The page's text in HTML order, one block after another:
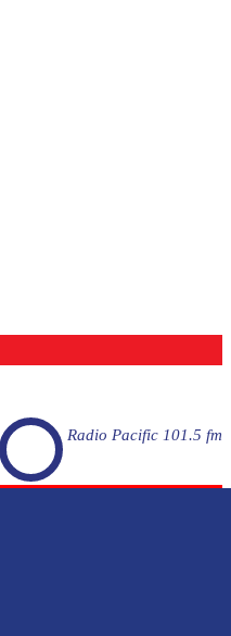
Radio Pacific 101.5 fm